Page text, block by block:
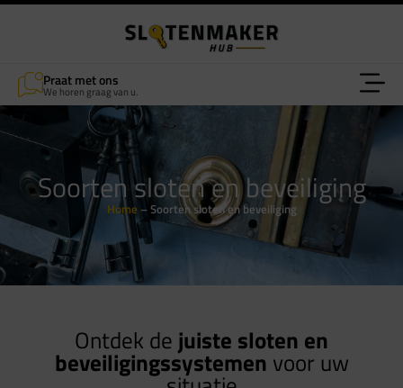
Praat met ons
We horen graag van u.
Soorten sloten en beveiliging
Home –Soorten sloten en beveiliging
Ontdek de juiste sloten en
beveiligingssystemen voor uw